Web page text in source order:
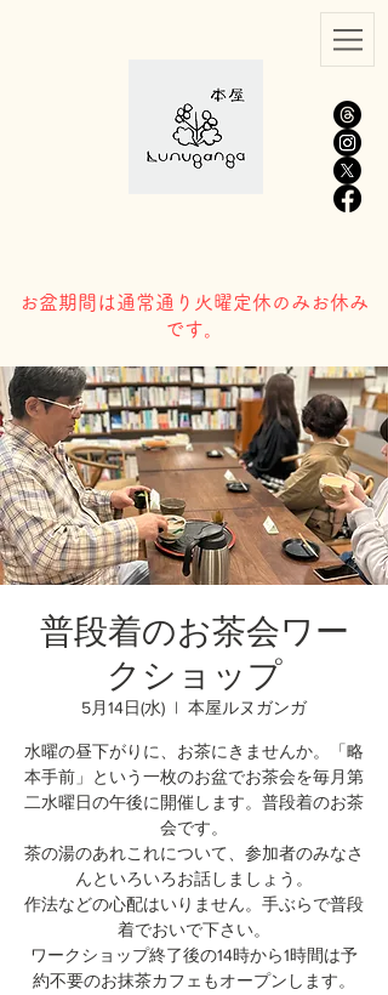
​お盆期間は通常通り火曜定休のみお休み
です。
普段着のお茶会ワー
クショップ
5月14日(水)
  |
本屋ルヌガンガ
水曜の昼下がりに、お茶にきませんか。「略
本手前」という一枚のお盆でお茶会を毎月第
二水曜日の午後に開催します。普段着のお茶
会です。
茶の湯のあれこれについて、参加者のみなさ
んといろいろお話しましょう。
作法などの心配はいりません。手ぶらで普段
着でおいで下さい。
ワークショップ終了後の14時から1時間は予
約不要のお抹茶カフェもオープンします。